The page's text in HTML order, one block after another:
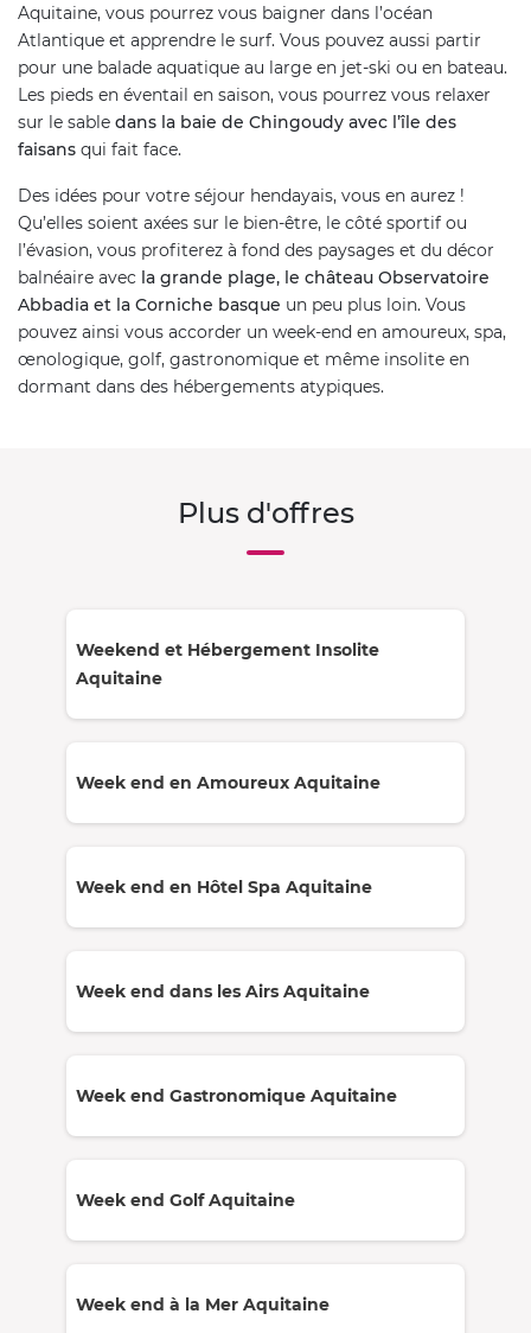
Aquitaine, vous pourrez vous baigner dans l’océan
Atlantique et apprendre le surf. Vous pouvez aussi partir
pour une balade aquatique au large en jet-ski ou en bateau.
Les pieds en éventail en saison, vous pourrez vous relaxer
sur le sable dans la baie de Chingoudy avec l’île des
faisans qui fait face.
Des idées pour votre séjour hendayais, vous en aurez !
Qu’elles soient axées sur le bien-être, le côté sportif ou
l’évasion, vous profiterez à fond des paysages et du décor
balnéaire avec la grande plage, le château Observatoire
Abbadia et la Corniche basque un peu plus loin. Vous
pouvez ainsi vous accorder un week-end en amoureux, spa,
œnologique, golf, gastronomique et même insolite en
dormant dans des hébergements atypiques.
Plus d'offres
Weekend et Hébergement Insolite
Aquitaine
Week end en Amoureux Aquitaine
Week end en Hôtel Spa Aquitaine
Week end dans les Airs Aquitaine
Week end Gastronomique Aquitaine
Week end Golf Aquitaine
Week end à la Mer Aquitaine